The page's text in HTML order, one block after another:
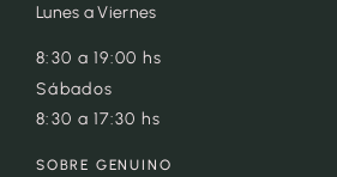
Lunes a Viernes
8:30 a 19:00 hs
Sábados
8:30 a 17:30 hs
SOBRE GENUINO